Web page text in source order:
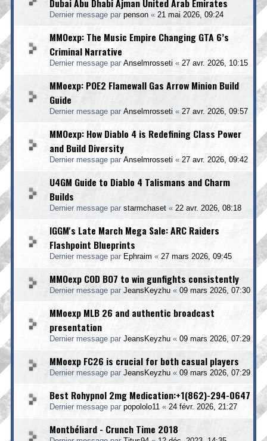
Dubai Abu Dhabi Ajman United Arab Emirates
Dernier message par penson « 21 mai 2026, 09:24
MMOexp: The Music Empire Changing GTA 6’s
Criminal Narrative
Dernier message par Anselmrosseti « 27 avr. 2026, 10:15
MMoexp: POE2 Flamewall Gas Arrow Minion Build
Guide
Dernier message par Anselmrosseti « 27 avr. 2026, 09:57
MMOexp: How Diablo 4 is Redefining Class Power
and Build Diversity
Dernier message par Anselmrosseti « 27 avr. 2026, 09:42
U4GM Guide to Diablo 4 Talismans and Charm
Builds
Dernier message par starmchaset « 22 avr. 2026, 08:18
IGGM's Late March Mega Sale: ARC Raiders
Flashpoint Blueprints
Dernier message par Ephraim « 27 mars 2026, 09:45
MMOexp COD BO7 to win gunfights consistently
Dernier message par JeansKeyzhu « 09 mars 2026, 07:30
MMoexp MLB 26 and authentic broadcast
presentation
Dernier message par JeansKeyzhu « 09 mars 2026, 07:29
MMoexp FC26 is crucial for both casual players
Dernier message par JeansKeyzhu « 09 mars 2026, 07:29
Best Rohypnol 2mg Medication:+1(862)-294-0647
Dernier message par popololo11 « 24 févr. 2026, 21:27
Montbéliard - Crunch Time 2018